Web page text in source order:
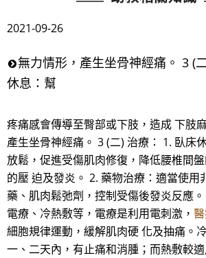
2021-09-26
無力情形，產生坐骨神經痛。 3 (
休息：幫
疼痛感會傳導至臀部或下肢，造成 下肢
產生坐骨神經痛。 3 (二) 治療： 1. 臥床
放鬆，促進受傷肌肉修復，降低腰椎間
的壓 迫及發炎。 2. 藥物治療：適當使用
藥、肌肉鬆弛劑，控制受傷後發炎反應
電療、冷熱敷等，電療是利用電刺激，
細胞規律運動，緩解肌肉硬 化及抽痛。
一、二天內，有止痛和消腫；而熱敷較